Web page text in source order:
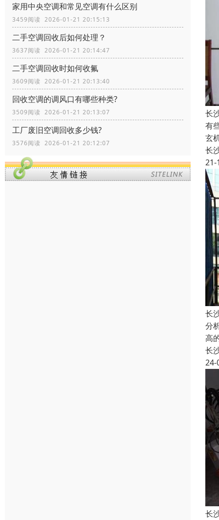
家用中央空调和常见空调有什么区别
3459阅读 2026-01-21 20:15:13
二手空调回收后如何处理？
3637阅读 2026-01-21 20:14:47
二手空调回收时如何收氟
3609阅读 2026-01-21 20:13:40
回收空调的调风口有哪些种类?
3509阅读 2026-01-21 20:13:07
工厂废旧空调回收多少钱?
3576阅读 2026-01-21 20:12:07
长
有
玄
长
21-
长
分
高
长
24-
长